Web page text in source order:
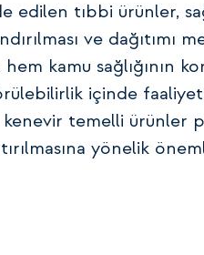
tıbbi ürünler,
ve dağıtımı
kamu sağlığının
içinde
kenevir temelli ürünler
yönelik